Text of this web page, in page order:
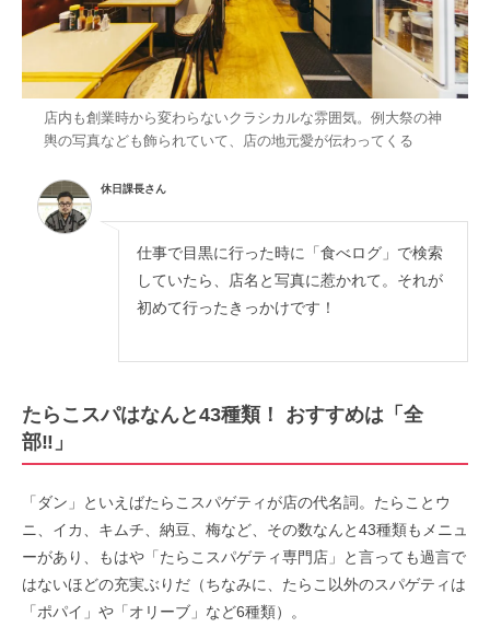
店内も創業時から変わらないクラシカルな雰囲気。例大祭の神
輿の写真なども飾られていて、店の地元愛が伝わってくる
休日課長さん
仕事で目黒に行った時に「食べログ」で検索
していたら、店名と写真に惹かれて。それが
初めて行ったきっかけです！
たらこスパはなんと43種類！ おすすめは「全
部‼︎」
「ダン」といえばたらこスパゲティが店の代名詞。たらことウ
ニ、イカ、キムチ、納豆、梅など、その数なんと43種類もメニュ
ーがあり、もはや「たらこスパゲティ専門店」と言っても過言で
はないほどの充実ぶりだ（ちなみに、たらこ以外のスパゲティは
「ポパイ」や「オリーブ」など6種類）。